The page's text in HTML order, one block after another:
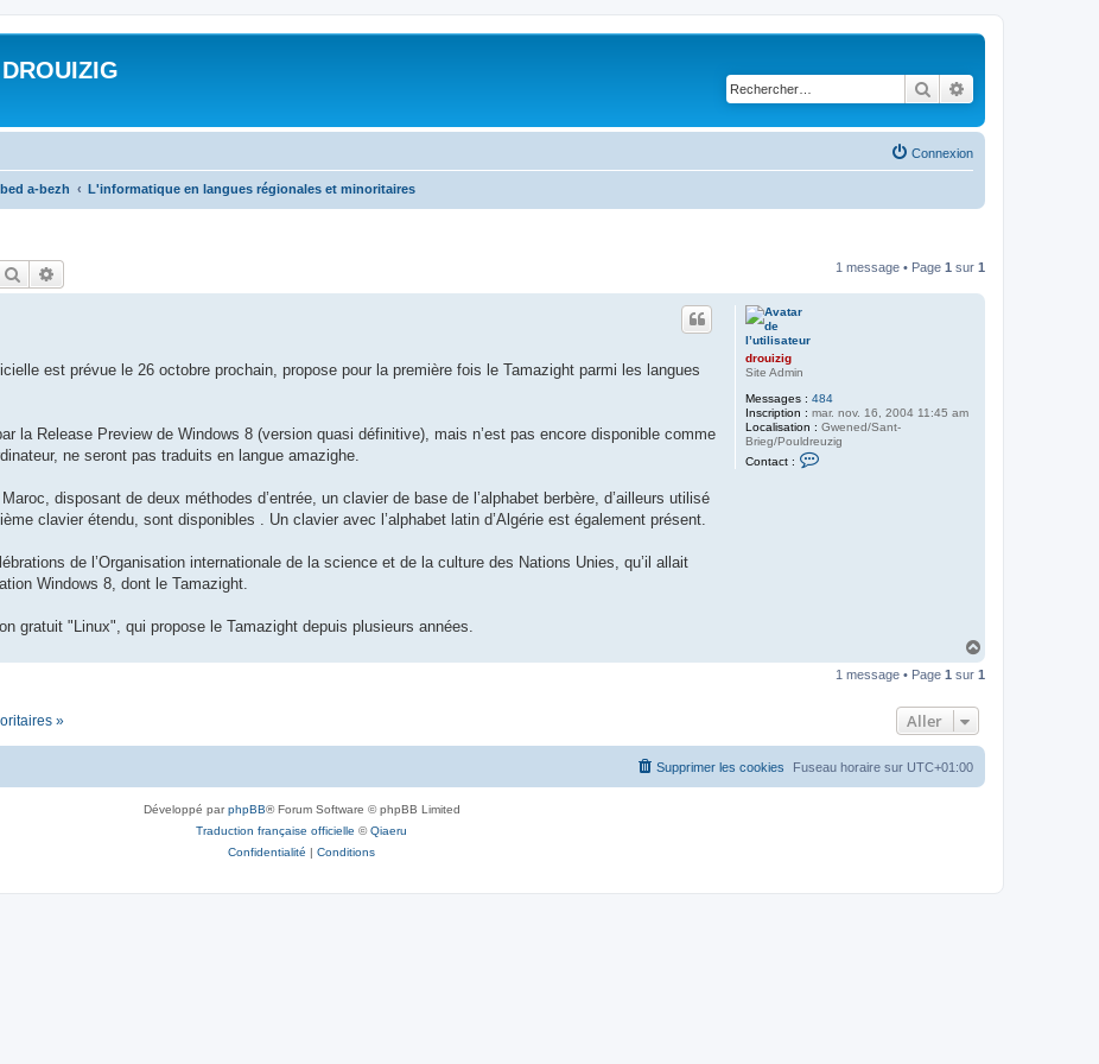
Rechercher
Connexion
a-bezh L'informatique en langues régionales et minoritaires
Rechercher 1 message • Page 1 sur 1
drouizig
Site Admin
Messages : 484
Inscription : mar. nov. 16, 2004 11:45 am
Localisation : Gwened/Sant-
Brieg/Pouldreuzig
Contact :
est prévue le 26 octobre prochain, propose pour la première fois le Tamazight parmi les langues
la Release Preview de Windows 8 (version quasi définitive), mais n’est pas encore disponible comme
ne seront pas traduits en langue amazighe.
disposant de deux méthodes d’entrée, un clavier de base de l’alphabet berbère, d’ailleurs utilisé
clavier étendu, sont disponibles . Un clavier avec l’alphabet latin d’Algérie est également présent.
de l’Organisation internationale de la science et de la culture des Nations Unies, qu’il allait
Windows 8, dont le Tamazight.
gratuit "Linux", qui propose le Tamazight depuis plusieurs années.
u
1 message • Page 1 sur 1
» Aller
Fuseau horaire sur UTC+01:00
Supprimer les cookies
Développé parphpBB® Forum Software © phpBB Limited
Traduction française officielle ©Qiaeru
Confidentialité | Conditions